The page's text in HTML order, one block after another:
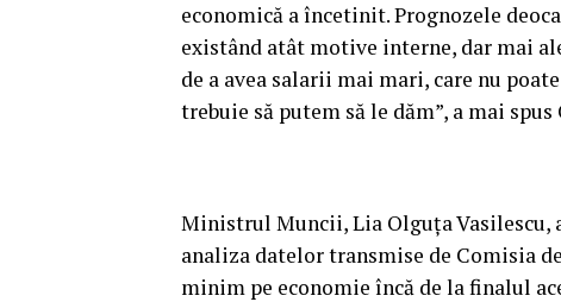
economică a încetinit. Prognozele
existând atât motive interne, dar mai
de a avea salarii mai mari, care nu
trebuie să putem să le dăm”, a mai
Ministrul Muncii, Lia Olguţa Vasilescu,
analiza datelor transmise de Comisia
minim pe economie încă de la finalul